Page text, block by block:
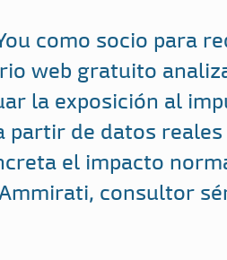
como socio para
web gratuito
la exposición al
partir de datos
el impacto
consultor